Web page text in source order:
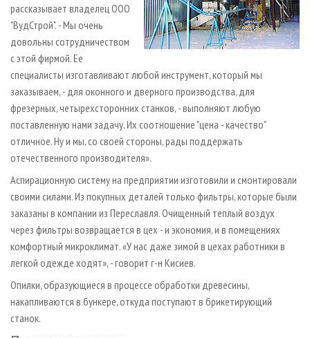
рассказывает владелец ООО
"ВудСтрой". - Мы очень
довольны сотрудничеством
с этой фирмой. Ее
специалисты изготавливают любой инструмент, который мы
заказываем, - для оконного и дверного производства, для
фрезерных, четырехсторонних станков, - выполняют любую
поставленную нами задачу. Их соотношение "цена - качество"
отличное. Ну и мы, со своей стороны, рады поддержать
отечественного производителя».
Аспирационную систему на предприятии изготовили и смонтировали
своими силами. Из покупных деталей только фильтры, которые были
заказаны в компании из Переславля. Очищенный теплый воздух
через фильтры возвращается в цех - и экономия, и в помещениях
комфортный микроклимат. «У нас даже зимой в цехах работники в
легкой одежде ходят», - говорит г-н Кисиев.
Опилки, образующиеся в процессе обработки древесины,
накапливаются в бункере, откуда поступают в брикетирующий
станок.